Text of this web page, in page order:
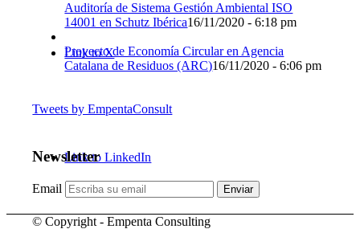
Link to X
Link to LinkedIn
Auditoría de Sistema Gestión Ambiental ISO
14001 en Schutz Ibérica16/11/2020 - 6:18 pm
Proyecto de Economía Circular en Agencia
Catalana de Residuos (ARC)16/11/2020 - 6:06 pm
Tweets by EmpentaConsult
Newsletter
Email
© Copyright - Empenta Consulting